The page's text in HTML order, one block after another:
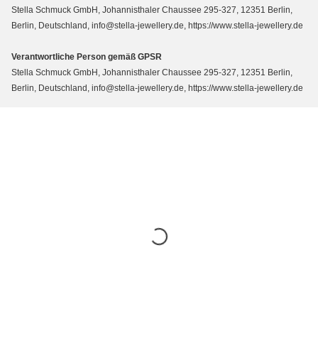
Stella Schmuck GmbH, Johannisthaler Chaussee 295-327, 12351 Berlin,
Berlin, Deutschland, info@stella-jewellery.de, https://www.stella-jewellery.de
Verantwortliche Person gemäß GPSR
Stella Schmuck GmbH, Johannisthaler Chaussee 295-327, 12351 Berlin,
Berlin, Deutschland, info@stella-jewellery.de, https://www.stella-jewellery.de